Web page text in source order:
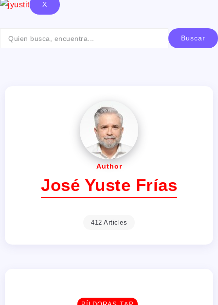
X
Buscar
Author
José Yuste Frías
412 Articles